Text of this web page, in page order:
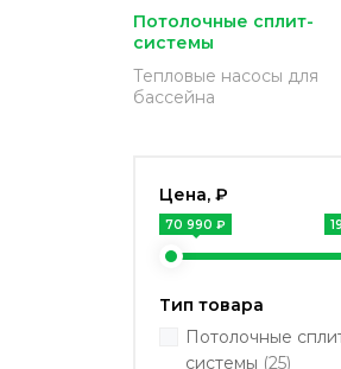
Потолочные сплит-
системы
Тепловые насосы для
бассейна
Цена, ₽
70 990 ₽
Тип товара
Потолочные
системы (25)